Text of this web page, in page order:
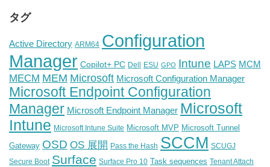
タグ
Active Directory ARM64 Configuration
Manager Copilot+ PC Dell ESU GPO Intune LAPS MCM
MECM MEM Microsoft Microsoft Configuration Manager
Microsoft Endpoint Configuration
Manager Microsoft Endpoint Manager Microsoft
Intune Microsoft Intune Suite Microsoft MVP Microsoft Tunnel
Gateway OSD OS 展開 Pass the Hash SCCM SCUGJ
Secure Boot Surface Surface Pro 10 Task sequences Tenant Attach